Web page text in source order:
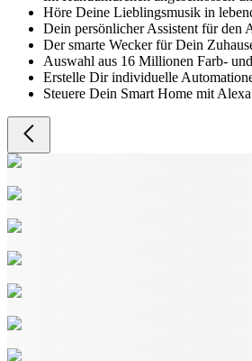
Höre Deine Lieblingsmusik in
Dein persönlicher Assistent für den
Der smarte Wecker für Dein
Auswahl aus 16 Millionen Farb-
Erstelle Dir individuelle
Steuere Dein Smart Home mit Alexa